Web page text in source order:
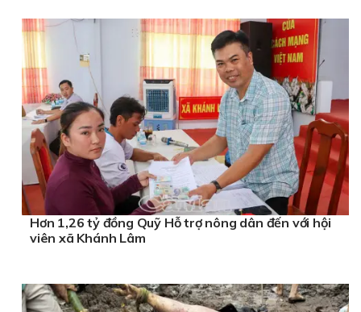
Hơn 1,26 tỷ đồng Quỹ Hỗ trợ nông dân đến với hội
viên xã Khánh Lâm